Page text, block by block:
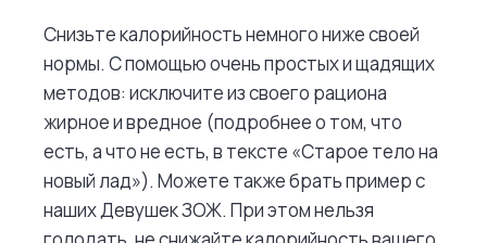
Снизьте калорийность немного ниже своей
нормы. С помощью очень простых и щадящих
методов: исключите из своего рациона
жирное и вредное (подробнее о том, что
есть, а что не есть, в тексте «Старое тело на
новый лад»). Можете также брать пример с
наших Девушек ЗОЖ. При этом нельзя